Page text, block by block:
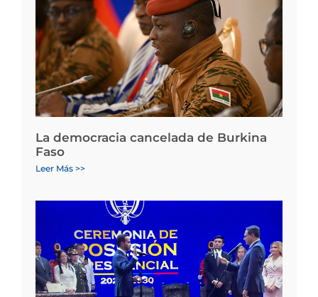
La democracia cancelada de Burkina
Faso
Leer Más >>